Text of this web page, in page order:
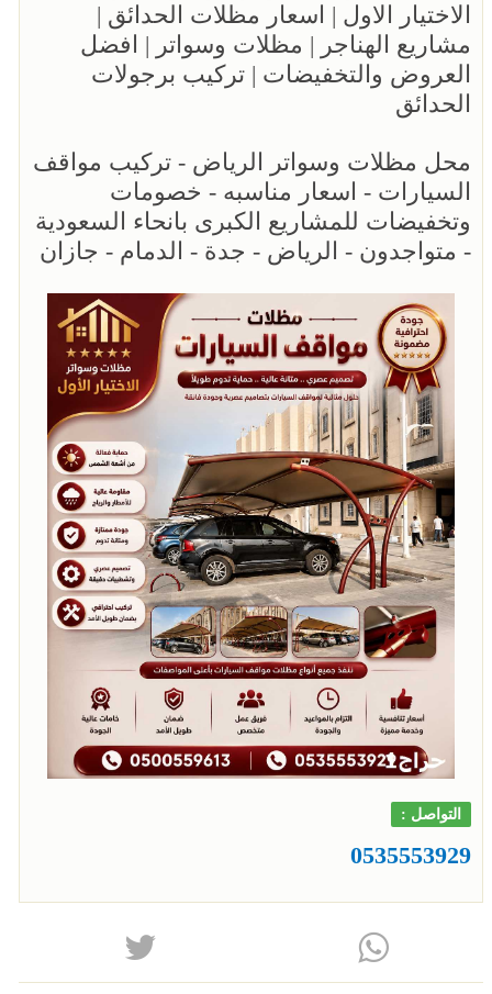
الاختيار الاول | اسعار مظلات الحدائق |
مشاريع الهناجر | مظلات وسواتر | افضل
العروض والتخفيضات | تركيب برجولات
الحدائق
محل مظلات وسواتر الرياض - تركيب مواقف
السيارات - اسعار مناسبه - خصومات
وتخفيضات للمشاريع الكبرى بانحاء السعودية
- متواجدون - الرياض - جدة - الدمام - جازان
التواصل :
0535553929